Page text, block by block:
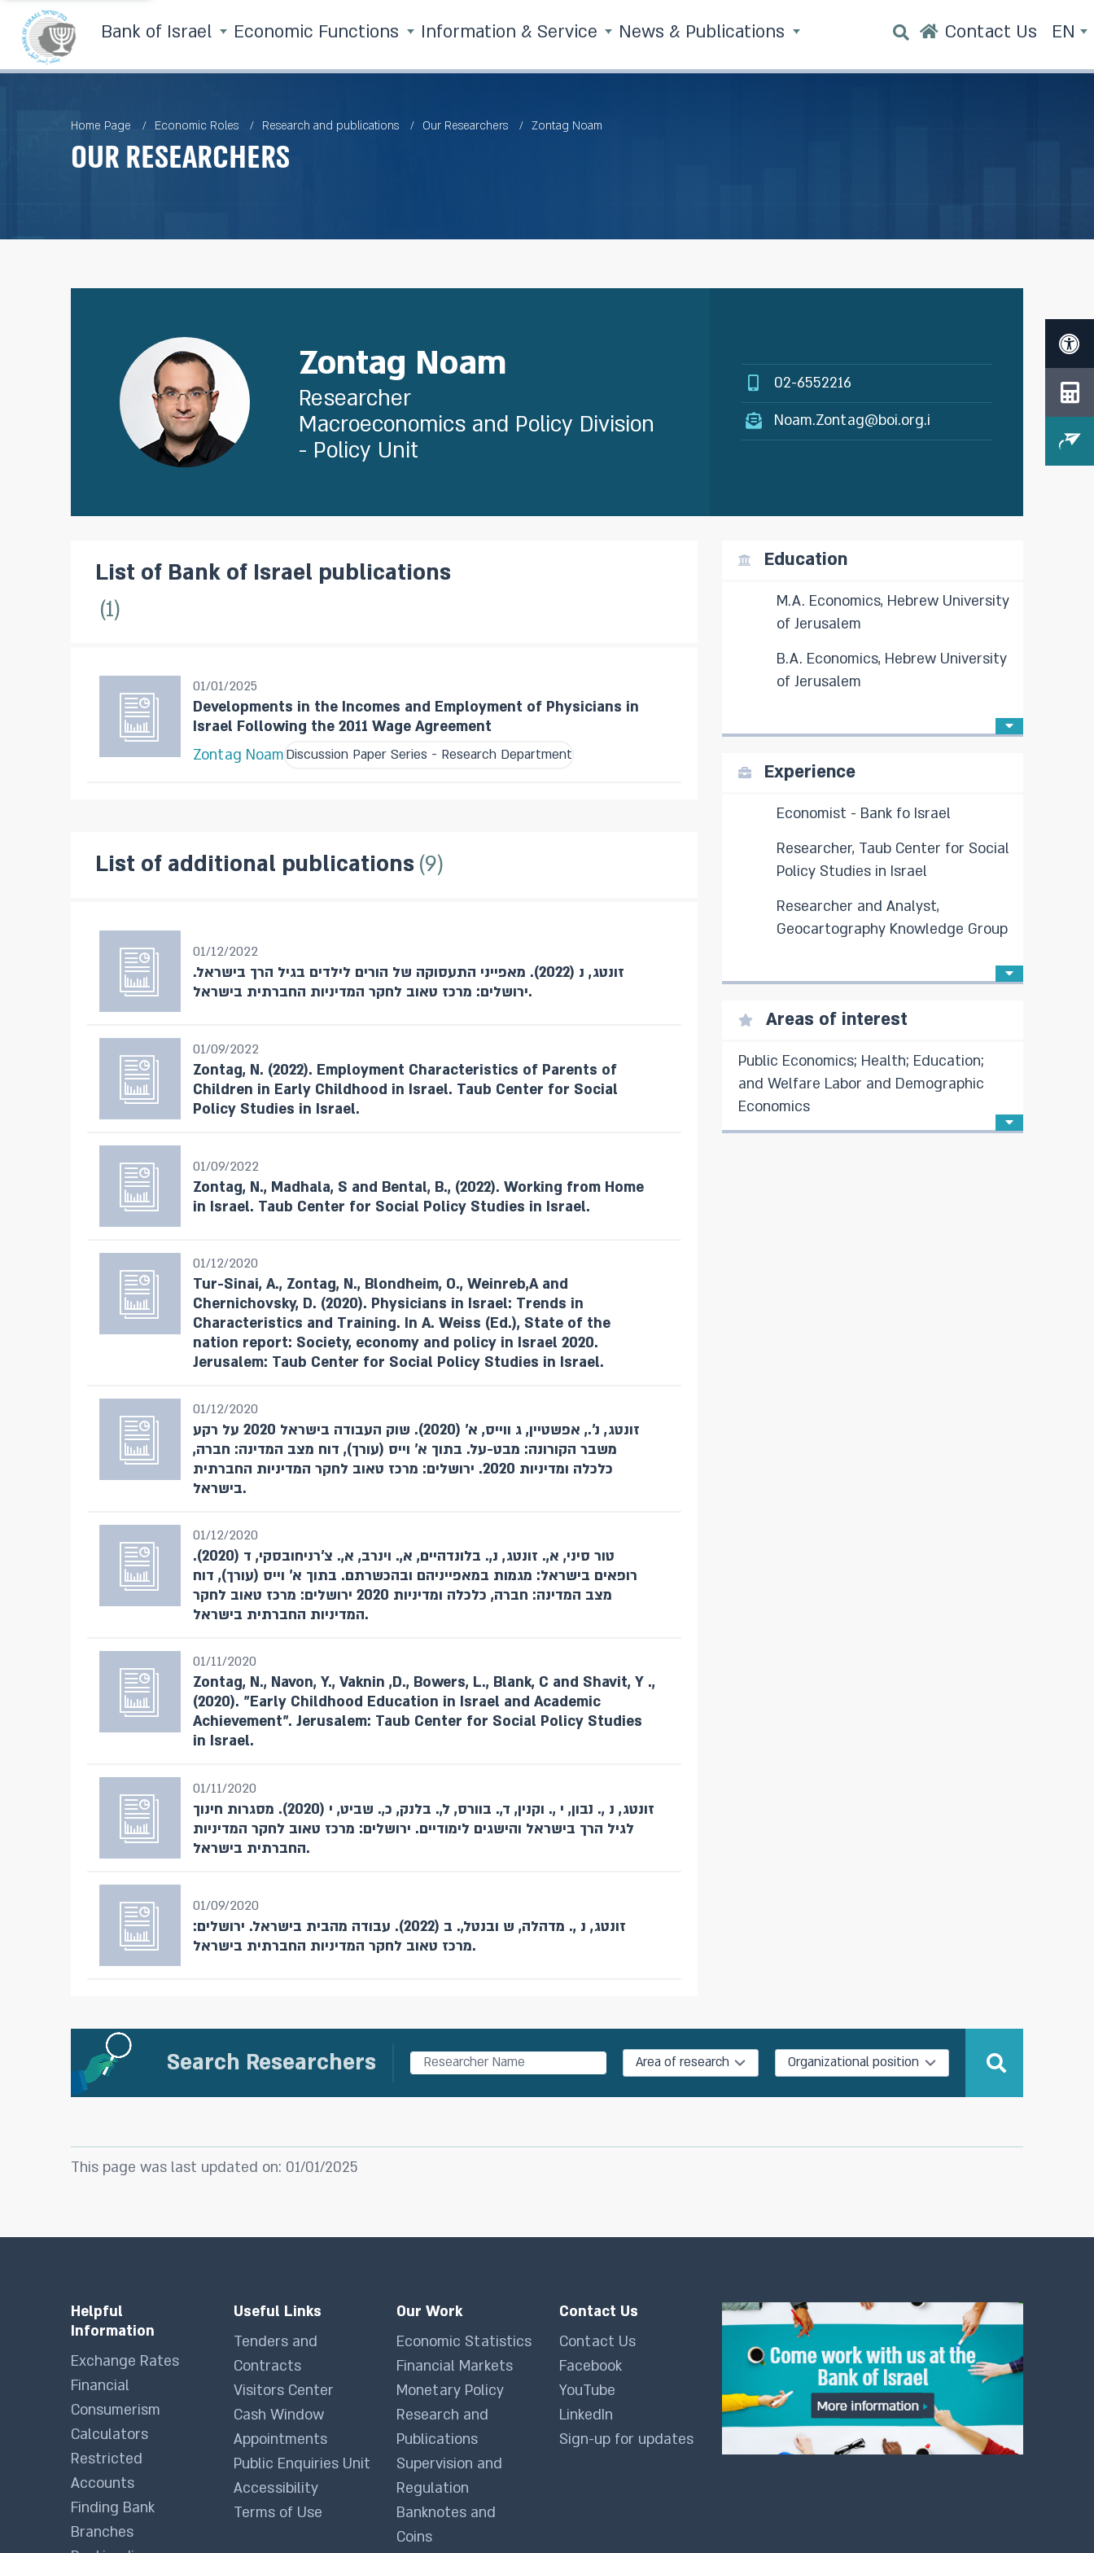
Bank of Israel Economic Functions Information & Service News & Publications Contact Us EN
Home Page Economic Roles Research and publications Our Researchers Zontag Noam
Our Researchers
Zontag Noam
Researcher
Macroeconomics and Policy Division
- Policy Unit
02-6552216
Noam.Zontag@boi.org.i
List of Bank of Israel publications
1
01/01/2025
Developments in the Incomes and Employment of Physicians in
Israel Following the 2011 Wage Agreement
Zontag NoamDiscussion Paper Series - Research Department
List of additional publications 9
01/12/2022
זונטג, נ (2022). מאפייני התעסוקה של הורים לילדים בגיל הרך בישראל.
ירושלים: מרכז טאוב לחקר המדיניות החברתית בישראל.
01/09/2022
Zontag, N. (2022). Employment Characteristics of Parents of
Children in Early Childhood in Israel. Taub Center for Social
Policy Studies in Israel.
01/09/2022
Zontag, N., Madhala, S and Bental, B., (2022). Working from Home
in Israel. Taub Center for Social Policy Studies in Israel.
01/12/2020
Tur-Sinai, A., Zontag, N., Blondheim, O., Weinreb,A and
Chernichovsky, D. (2020). Physicians in Israel: Trends in
Characteristics and Training. In A. Weiss (Ed.), State of the
nation report: Society, economy and policy in Israel 2020.
Jerusalem: Taub Center for Social Policy Studies in Israel.
01/12/2020
זונטג, נ'., אפשטיין, ג ווייס, א' (2020). שוק העבודה בישראל 2020 על רקע
משבר הקורונה: מבט-על. בתוך א' וייס (עורך), דוח מצב המדינה: חברה,
כלכלה ומדיניות 2020. ירושלים: מרכז טאוב לחקר המדיניות החברתית
בישראל.
01/12/2020
טור סיני, א,. זונטג, נ,. בלונדהיים, א,. וינרב, א,. צ'רניחובסקי, ד (2020).
רופאים בישראל: מגמות במאפייניהם ובהכשרתם. בתוך א' וייס (עורך), דוח
מצב המדינה: חברה, כלכלה ומדיניות 2020 ירושלים: מרכז טאוב לחקר
המדיניות החברתית בישראל.
01/11/2020
Zontag, N., Navon, Y., Vaknin ,D., Bowers, L., Blank, C and Shavit, Y .,
(2020). "Early Childhood Education in Israel and Academic
Achievement". Jerusalem: Taub Center for Social Policy Studies
in Israel.
01/11/2020
זונטג, נ ,. נבון, י ,. וקנין, ד,. בוורס, ל,. בלנק, כ,. שביט, י (2020). מסגרות חינוך
לגיל הרך בישראל והישגים לימודיים. ירושלים: מרכז טאוב לחקר המדיניות
החברתית בישראל.
01/09/2020
זונטג, נ ,. מדהלה, ש ובנטל,. ב (2022). עבודה מהבית בישראל. ירושלים:
מרכז טאוב לחקר המדיניות החברתית בישראל.
Education
M.A. Economics, Hebrew University
of Jerusalem
B.A. Economics, Hebrew University
of Jerusalem
Experience
Economist - Bank fo Israel
Researcher, Taub Center for Social
Policy Studies in Israel
Researcher and Analyst,
Geocartography Knowledge Group
Areas of interest
Public Economics; Health; Education;
and Welfare Labor and Demographic
Economics
Search Researchers Area of research Organizational position
This page was last updated on: 01/01/2025
Helpful
Information
Exchange Rates
Financial
Consumerism
Calculators
Restricted
Accounts
Finding Bank
Branches
Useful Links
Tenders and
Contracts
Visitors Center
Cash Window
Appointments
Public Enquiries Unit
Accessibility
Terms of Use
Our Work
Economic Statistics
Financial Markets
Monetary Policy
Research and
Publications
Supervision and
Regulation
Banknotes and
Coins
Contact Us
Contact Us
Facebook
YouTube
LinkedIn
Sign-up for updates